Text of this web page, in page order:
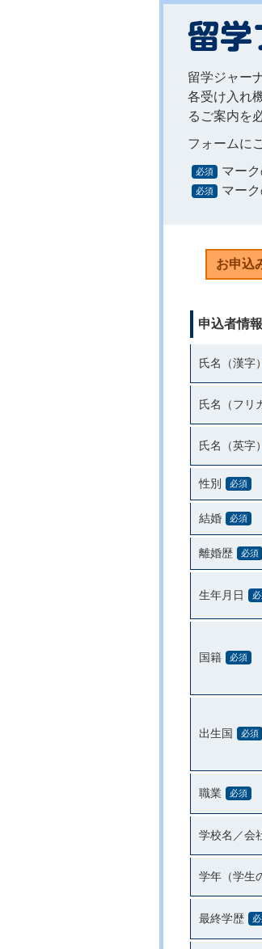
留学ジャー
各受け入れ
るご案内を
フォームに
必須 マー
必須 マー
申込者情報
氏名（漢字）
氏名（フリ
氏名（英字）
性別 必須
結婚 必須
離婚歴 必須
生年月日
国籍 必須
出生国 必須
職業 必須
学校名／会
学年（学生
最終学歴